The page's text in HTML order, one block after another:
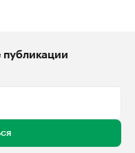
публикации